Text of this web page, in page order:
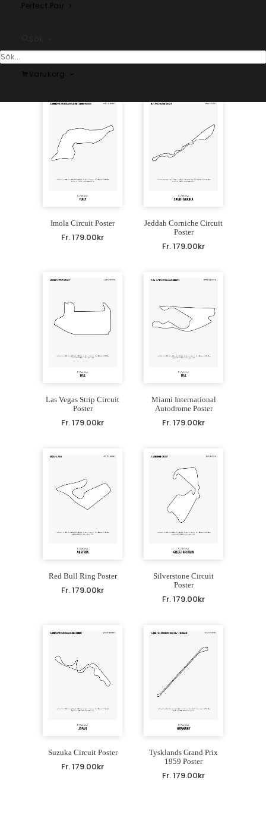
Perfect Pair
Varukorg
Imola Circuit Poster
Fr.179.00kr
Jeddah Corniche Circuit
Poster
Fr.179.00kr
Las Vegas Strip Circuit
Poster
Fr.179.00kr
Miami International
Autodrome Poster
Fr.179.00kr
Red Bull Ring Poster
Fr.179.00kr
Silverstone Circuit
Poster
Fr.179.00kr
Suzuka Circuit Poster
Fr.179.00kr
Tysklands Grand Prix
1959 Poster
Fr.179.00kr